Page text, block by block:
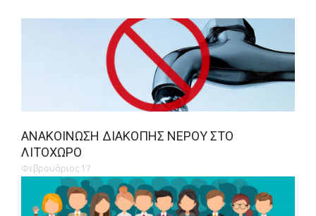
ΑΝΑΚΟΊΝΩΣΗ ΔΙΑΚΟΠΉΣ ΝΕΡΟΎ ΣΤΟ
ΛΙΤΌΧΩΡΟ
Φεβρουάριος 17